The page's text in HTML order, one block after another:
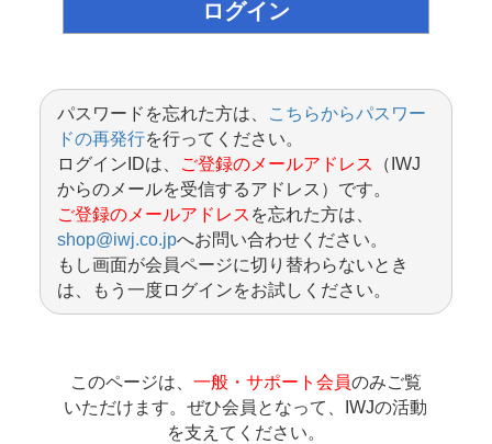
パスワードを忘れた方は、
こちらからパスワー
ドの再発行を行ってください。
ログインIDは、
ご登録のメールアドレス
（IWJ
からのメールを受信するアドレス）です。
ご登録のメールアドレス を忘れた方は、
shop@iwj.co.jpへお問い合わせください。
もし画面が会員ページに切り替わらないとき
は、もう一度ログインをお試しください。
このページは、 一般・サポート会員のみご覧
いただけます。ぜひ会員となって、IWJの活動
を支えてください。